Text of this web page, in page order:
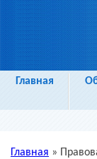
Главная
Главная »